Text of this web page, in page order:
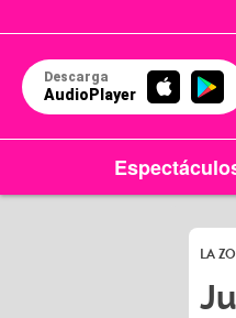
Descarga
AudioPlayer
LA